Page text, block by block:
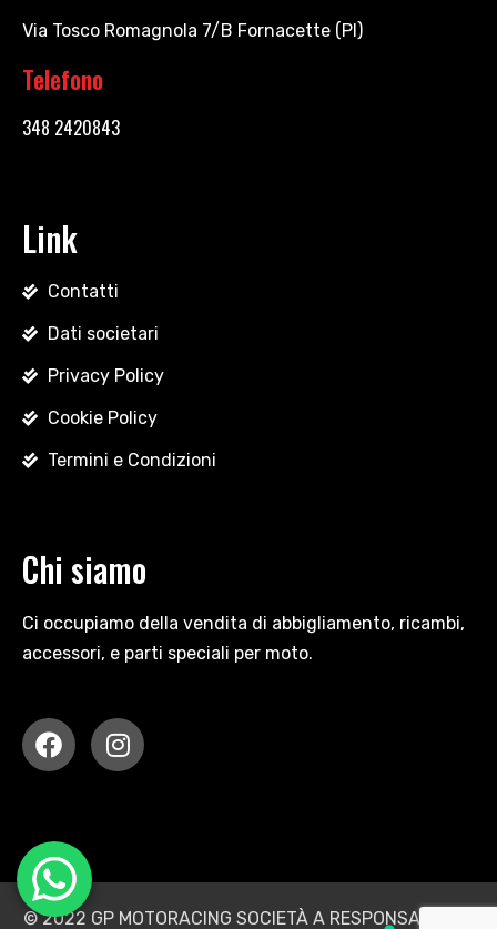
Via Tosco Romagnola 7/B Fornacette (PI)
Telefono
348 2420843
Link
Contatti
Dati societari
Privacy Policy
Cookie Policy
Termini e Condizioni
Chi siamo
Ci occupiamo della vendita di abbigliamento, ricambi,
accessori, e parti speciali per moto.
© 2022 GP MOTORACING SOCIETÀ A RESPONSABILITÀ